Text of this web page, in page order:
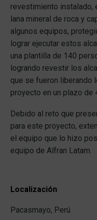
revestimiento instalado,
lana mineral de roca y
algunos equipos,
lograr ejecutar estos
una plantilla de 140
logrando revestir los
que se fueron liberando
proyecto en un plazo de
Debido al reto que
para este proyecto,
el equipo que lo hizo
equipo de Alfran Latam.
Localización
Pacasmayo, Perú